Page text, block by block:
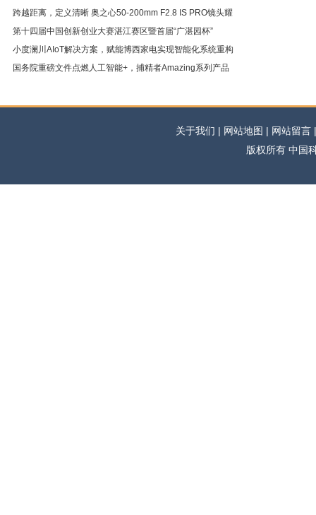
跨越距离，定义清晰 奥之心50-200mm F2.8 IS PRO镜头耀
第十四届中国创新创业大赛湛江赛区暨首届“广湛园杯”
小度澜川AIoT解决方案，赋能博西家电实现智能化系统重构
国务院重磅文件点燃人工智能+，捕精者Amazing系列产品
关于我们 | 网站地图 | 网站留
版权所有 中国